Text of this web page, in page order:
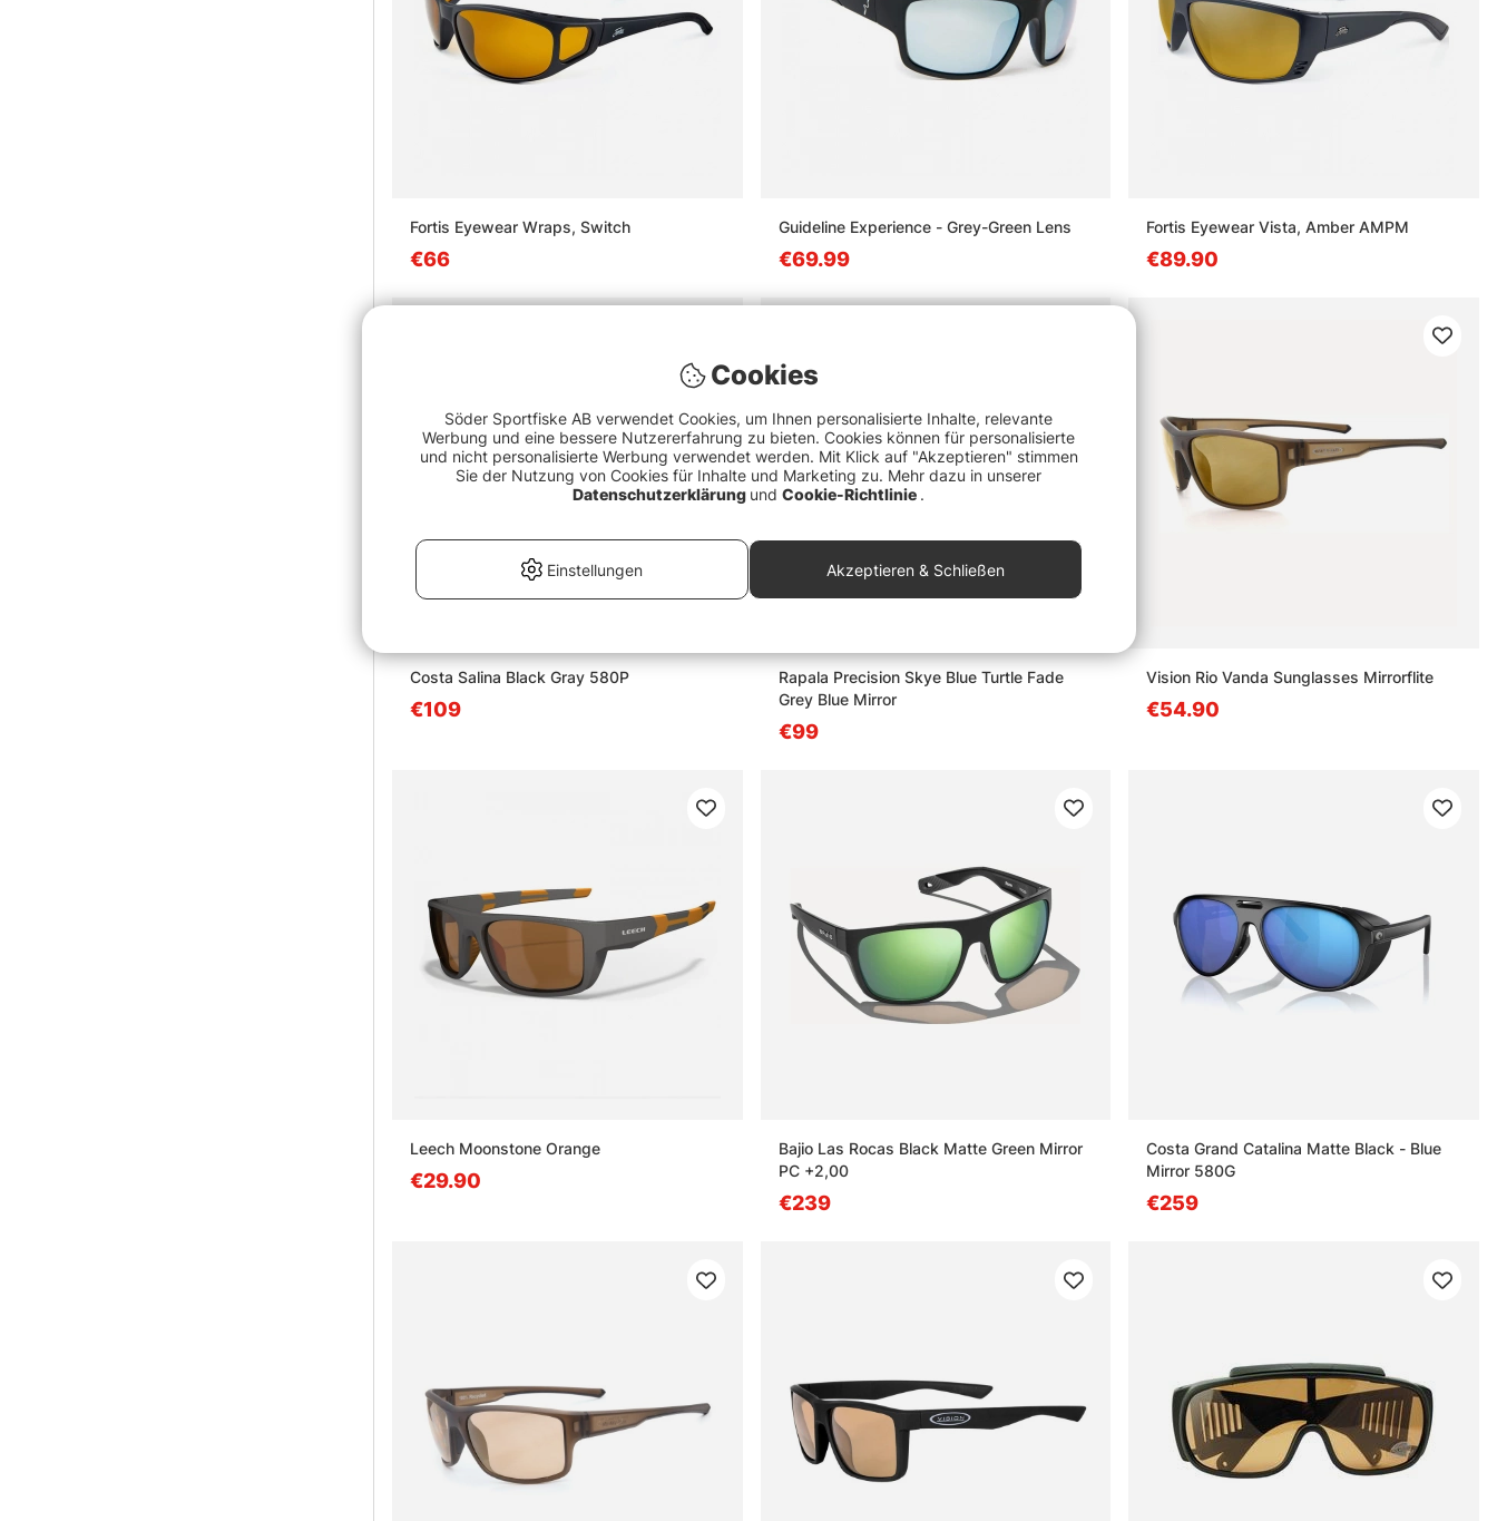
Fortis Eyewear Wraps, Switch
€66
Guideline Experience - Grey-Green Lens
€69.99
Fortis Eyewear Vista, Amber AMPM
€89.90
Costa Salina Black Gray 580P
€109
Rapala Precision Skye Blue Turtle Fade
Grey Blue Mirror
€99
Vision Rio Vanda Sunglasses Mirrorflite
€54.90
Leech Moonstone Orange
€29.90
Bajio Las Rocas Black Matte Green Mirror
PC +2,00
€239
Costa Grand Catalina Matte Black - Blue
Mirror 580G
€259
Cookies
Söder Sportfiske AB verwendet Cookies, um Ihnen personalisierte Inhalte, relevante
Werbung und eine bessere Nutzererfahrung zu bieten. Cookies können für personalisierte
und nicht personalisierte Werbung verwendet werden. Mit Klick auf "Akzeptieren" stimmen
Sie der Nutzung von Cookies für Inhalte und Marketing zu. Mehr dazu in unserer
Datenschutzerklärung und Cookie-Richtlinie .
Einstellungen Akzeptieren & Schließen